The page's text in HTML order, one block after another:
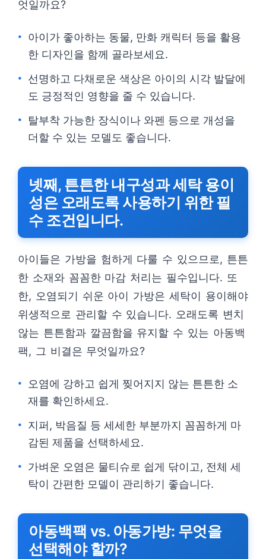
엇일까요?
아이가 좋아하는 동물, 만화 캐릭터 등을 활용
한 디자인을 함께 골라보세요.
선명하고 다채로운 색상은 아이의 시각 발달에
도 긍정적인 영향을 줄 수 있습니다.
탈부착 가능한 장식이나 와펜 등으로 개성을
더할 수 있는 모델도 좋습니다.
넷째, 튼튼한 내구성과 세탁 용이
성은 오래도록 사용하기 위한 필
수 조건입니다.
아이들은 가방을 험하게 다룰 수 있으므로, 튼튼
한 소재와 꼼꼼한 마감 처리는 필수입니다. 또
한, 오염되기 쉬운 아이 가방은 세탁이 용이해야
위생적으로 관리할 수 있습니다. 오래도록 변치
않는 튼튼함과 깔끔함을 유지할 수 있는 아동백
팩, 그 비결은 무엇일까요?
오염에 강하고 쉽게 찢어지지 않는 튼튼한 소
재를 확인하세요.
지퍼, 박음질 등 세세한 부분까지 꼼꼼하게 마
감된 제품을 선택하세요.
가벼운 오염은 물티슈로 쉽게 닦이고, 전체 세
탁이 간편한 모델이 관리하기 좋습니다.
아동백팩 vs. 아동가방: 무엇을
선택해야 할까?